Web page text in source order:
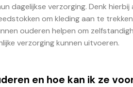
dagelijkse verzorging. Denk hierbij
om kleding aan te
ouderen helpen om
verzorging kunnen uitvoeren.
en hoe kan ik ze